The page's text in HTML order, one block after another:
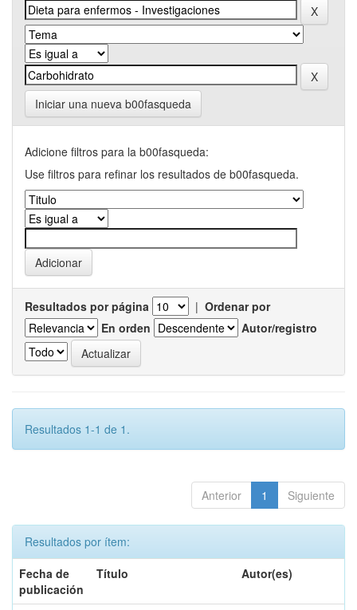
Iniciar una nueva b00fasqueda
Adicione filtros para la b00fasqueda:
Use filtros para refinar los resultados de b00fasqueda.
Resultados por página | Ordenar por
En orden
Autor/registro
Resultados 1-1 de 1.
Anterior 1 Siguiente
Resultados por ítem:
Fecha de
publicación
Título Autor(es)